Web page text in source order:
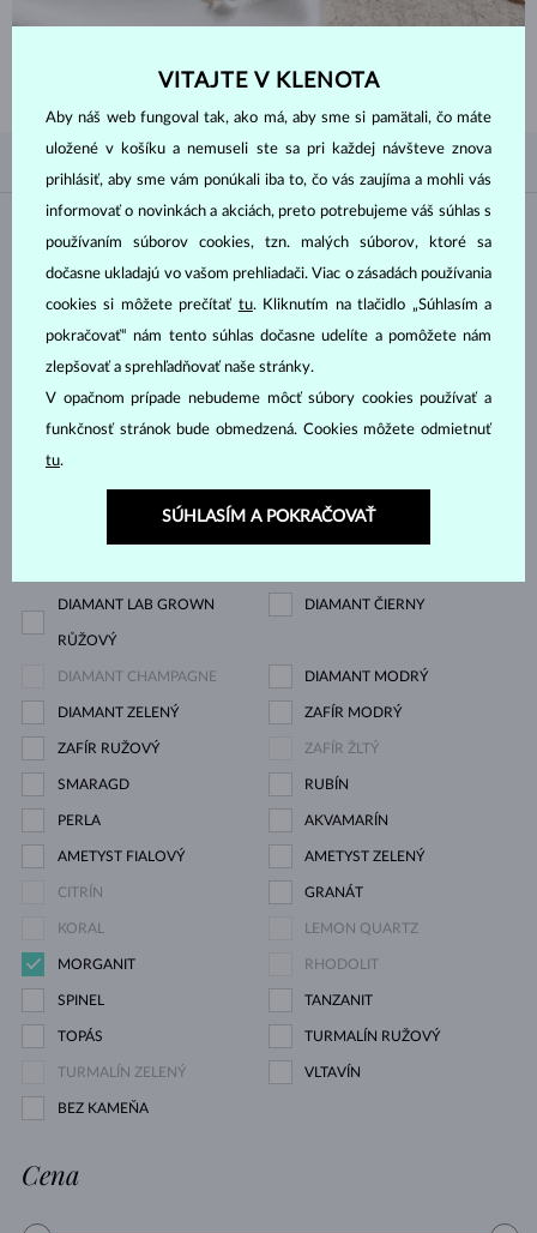
Materiál
BIELE ZLATO ŽLTÉ ZLATO
RUŽOVÉ ZLATO STRIEBRO
CHIRURGICKÁ OCEĽ
Drahokam
DIAMANT LAB GROWN
RŮŽOVÝ
DIAMANT ČIERNY
DIAMANT CHAMPAGNE DIAMANT MODRÝ
DIAMANT ZELENÝ ZAFÍR MODRÝ
ZAFÍR RUŽOVÝ ZAFÍR ŽLTÝ
SMARAGD RUBÍN
PERLA AKVAMARÍN
AMETYST FIALOVÝ AMETYST ZELENÝ
CITRÍN GRANÁT
KORAL LEMON QUARTZ
MORGANIT RHODOLIT
SPINEL TANZANIT
TOPÁS TURMALÍN RUŽOVÝ
TURMALÍN ZELENÝ VLTAVÍN
BEZ KAMEŇA
Cena
VITAJTE V KLENOTA
Aby náš web fungoval tak, ako má, aby sme si pamätali, čo máte
uložené v košíku a nemuseli ste sa pri každej návšteve znova
prihlásiť, aby sme vám ponúkali iba to, čo vás zaujíma a mohli vás
informovať o novinkách a akciách, preto potrebujeme váš súhlas s
používaním súborov cookies, tzn. malých súborov, ktoré sa
dočasne ukladajú vo vašom prehliadači. Viac o zásadách používania
cookies si môžete prečítať tu. Kliknutím na tlačidlo „Súhlasím a
pokračovať“ nám tento súhlas dočasne udelíte a pomôžete nám
zlepšovať a sprehľadňovať naše stránky.
V opačnom prípade nebudeme môcť súbory cookies používať a
funkčnosť stránok bude obmedzená. Cookies môžete odmietnuť
tu.
SÚHLASÍM A POKRAČOVAŤ